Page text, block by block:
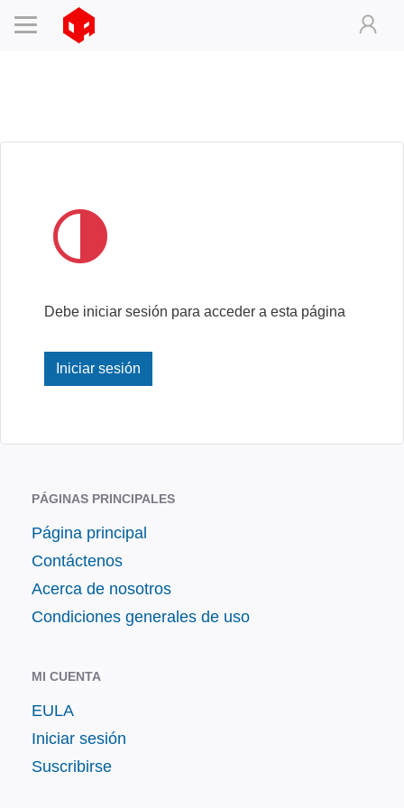
Debe iniciar sesión para acceder a esta página
Iniciar sesión
PÁGINAS PRINCIPALES
Página principal
Contáctenos
Acerca de nosotros
Condiciones generales de uso
MI CUENTA
EULA
Iniciar sesión
Suscribirse